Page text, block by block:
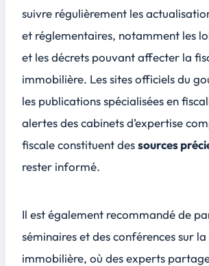
suivre régulièrement les
et réglementaires, notamment les
et les décrets pouvant affecter la
immobilière. Les sites officiels du
les publications spécialisées en
alertes des cabinets d’expertise
fiscale constituent dessources
rester informé.
Il est également recommandé de
séminaires et des conférences sur
immobilière, où des experts